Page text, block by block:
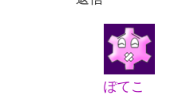
ぽてこ